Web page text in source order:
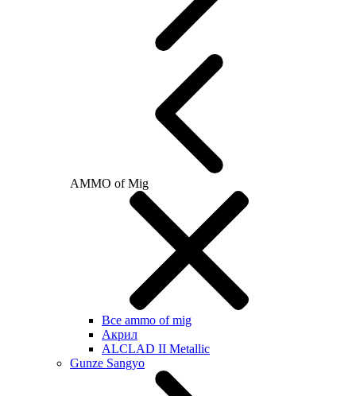
AMMO of Mig
Все ammo of mig
Акрил
ALCLAD II Metallic
Gunze Sangyo